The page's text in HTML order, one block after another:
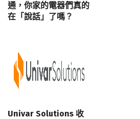
通，你家的電器們真的
在「說話」了嗎？
Univar Solutions 收